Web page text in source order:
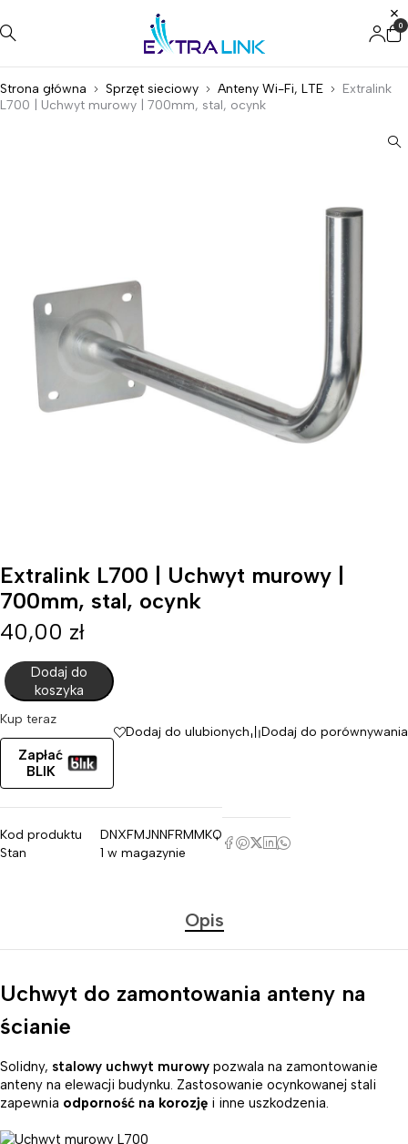
0
Strona główna Sprzęt sieciowy Anteny Wi-Fi, LTE
Extralink
L700 | Uchwyt murowy | 700mm, stal, ocynk
Extralink L700 | Uchwyt murowy |
700mm, stal, ocynk
40,00 zł
Dodaj do
koszyka
Kup teraz
Zapłać
BLIK
Dodaj do ulubionych Dodaj do porównywania
Kod produktu
DNXFMJNNFRMMKQ
Stan
1 w magazynie
Opis
Uchwyt do zamontowania anteny na
ścianie
Solidny, stalowy uchwyt murowy pozwala na zamontowanie
anteny na elewacji budynku. Zastosowanie ocynkowanej stali
zapewnia odporność na korozję i inne uszkodzenia.